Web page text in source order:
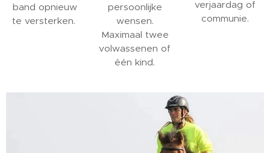
band opnieuw
te versterken.
persoonlijke
wensen.
Maximaal twee
volwassenen of
één kind.
verjaardag of
communie.